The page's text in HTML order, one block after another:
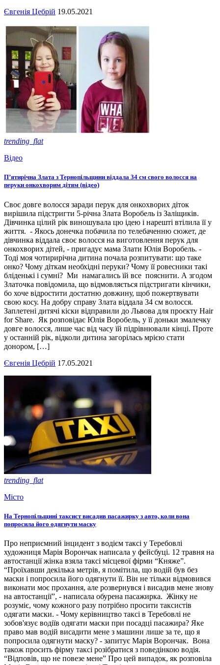
Євгенія Цебрій 19.05.2021
trending_flat
Відео
П’ятирічна Злата з Тернопільщини віддала 34 см свого волосся на
перуки онкохворим дітям (відео)
Своє довге волосся заради перук для онкохворих діток
вирішила підстригти 5-річна Злата Воробель із Заліщиків.
Дівчинка цілий рік виношувала цю ідею і нарешті втілила її у
життя. - Якось донечка побачила по телебаченню сюжет, де
дівчинка віддала своє волосся на виготовлення перук для
онкохворих дітей, - пригадує мама Злати Юлія Воробель. -
Тоді моя чотирирічна дитина почала розпитувати: що таке
онко? Чому діткам необхідні перуки? Чому її ровесники такі
бліденькі і сумні? Ми намагались їй все пояснити. А згодом
Златочка повідомила, що відмовляється підстригати кінчики,
бо хоче відростити достатню довжину, щоб пожертвувати
свою косу. На добру справу Злата віддала 34 см волосся.
Заплетені дитячі кіски відправили до Львова для проєкту Hair
for Share. Як розповідає Юлія Воробель, у її доньки змалечку
довге волосся, лише час від часу їй підрівнювали кінці. Проте
у останній рік, відколи дитина загорілась мрією стати
донором, […]
Євгенія Цебрій 17.05.2021
trending_flat
Місто
На Тернопільщині таксист висадив пасажирку з авто, коли вона
попросила його одягнути маску
Про неприємний інцидент з водієм таксі у Теребовлі
художниця Марія Ворончак написала у фейсбуці. 12 травня на
автостанції жінка взяла таксі місцевої фірми “Княже”.
“Проїхавши декілька метрів, я помітила, що водій був без
маски і попросила його одягнути її. Він не тільки відмовився
виконати моє прохання, але розвернувся і висадив мене знову
на автостанції”, - написала обурена пасажирка. Жінку не
розуміє, чому кожного разу потрібно просити таксистів
одягати маски. - Чому керівництво таксі в Теребовлі не
зобов'язує водіїв одягати маски при посадці пасажира? Яке
право мав водій висадити мене з машини лише за те, що я
попросила одягнути маску? - запитує Марія Ворончак. Вона
також просить фірму таксі розібратися з поведінкою водія.
“Відповів, що не повезе мене” Про цей випадок, як розповіла